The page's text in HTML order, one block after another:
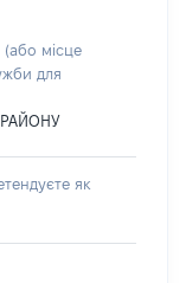
(або місце
для
як